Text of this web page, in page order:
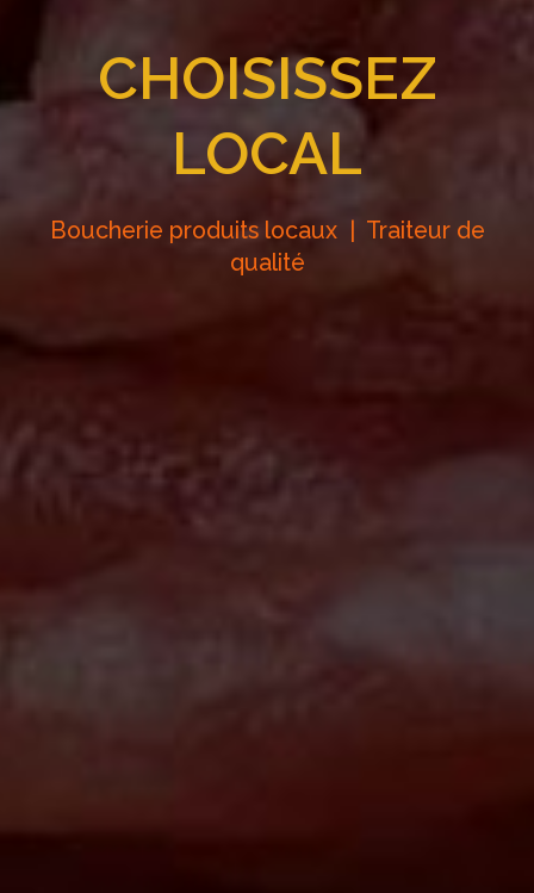
CHOISISSEZ
LOCAL
Boucherie produits locaux | Traiteur de
qualité